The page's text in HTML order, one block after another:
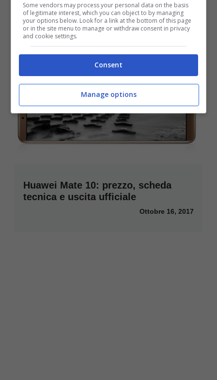
Ottobre 17, 2017
Huawei Mate 10: prezzo, scheda
tecnica e uscita ufficiale
Ottobre 16, 2017
Some vendors may process your personal data on the basis
of legitimate interest, which you can object to by managing
your options below. Look for a link at the bottom of this page
or in the site menu to manage or withdraw consent in privacy
and cookie settings.
Consent
Manage options